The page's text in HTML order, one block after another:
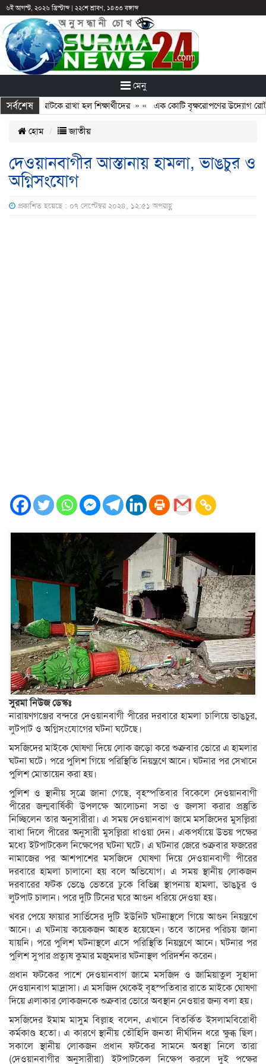
৬ই আগস্ট, ২০২৬ খ্রিস্টাব্দ| ২২শে শ্রাবণ, ১৪৩৩ বঙ্গাব্দ
মেনু
সর্বশেষ
পরও আটকে রাখা হল শিক্ষার্থীদের» « এক কোটি বৃক্ষরোপণের উদ্যোগ
হোম জাতীয়
দেওয়ানবাগীর আস্তানায় হামলা, ভাঙচুর ও
অগ্নিসংযোগ
প্রকাশিত হয়েছে : ০৭ সেপ্টেম্বর ২০২৪, ১২:৫১ অপরাহ্ণ
সুরমা নিউজ ডেস্কঃ
নারায়ণগঞ্জের বন্দরে দেওয়ানবাগী পীরের দরবারে হামলা চালিয়ে ভাঙচুর,
লুটপাট ও অগ্নিসংযোগের ঘটনা ঘটেছে।
মসজিদের মাইকে ঘোষণা দিয়ে লোক জড়ো করে শুক্রবার ভোরে এ হামলার
ঘটনা ঘটে। পরে পুলিশ গিয়ে পরিস্থিতি নিয়ন্ত্রণে আনে। ঘটনার পর সেখানে
পুলিশ মোতায়েন করা হয়।
পুলিশ ও স্থানীয় সূত্রে জানা গেছে, বৃহস্পতিবার বিকেলে দেওয়ানবাগী
পীরের জন্মবার্ষিকী উপলক্ষে আলোচনা সভা ও জলসা করার প্রস্তুতি
নিচ্ছিলেন তার অনুসারীরা। এ সময় দেওয়ানবাগ জামে মসজিদের মুসল্লিরা
বাধা দিলে পীরের অনুসারী মুসল্লিরা ধাওয়া দেন। একপর্যায়ে উভয় পক্ষের
মধ্যে ইটপাটকেল নিক্ষেপের ঘটনা ঘটে। এ ঘটনার জেরে শুক্রবার ফজরের
নামাজের পর আশপাশের মসজিদে ঘোষণা দিয়ে দেওয়ানবাগী পীরের
দরবারে হামলা চালানো হয় বলে অভিযোগ। এ সময় স্থানীয় লোকজন
দরবারের ফটক ভেঙে ভেতরে ঢুকে বিভিন্ন স্থাপনায় হামলা, ভাঙচুর ও
লুটপাট চালান। পরে দুটি টিনের ঘরে আগুন ধরিয়ে দেওয়া হয়।
খবর পেয়ে ফায়ার সার্ভিসের দুটি ইউনিট ঘটনাস্থলে গিয়ে আগুন নিয়ন্ত্রণে
আনে। এ ঘটনায় কয়েকজন আহত হয়েছেন। তবে তাদের পরিচয় জানা
যায়নি। পরে পুলিশ ঘটনাস্থলে এসে পরিস্থিতি নিয়ন্ত্রণে আনে। ঘটনার পর
পুলিশ সুপার প্রত্যুষ কুমার মজুমদার ঘটনাস্থল পরিদর্শন করেন।
প্রধান ফটকের পাশে দেওয়ানবাগ জামে মসজিদ ও জামিয়াতুল সুহাদা
দেওয়ানবাগ মাদ্রাসা। এ মসজিদ থেকেই বৃহস্পতিবার রাতে মাইকে ঘোষণা
দিয়ে এলাকার লোকজনকে শুক্রবার ভোরে অবস্থান নেওয়ার জন্য বলা হয়।
মসজিদের ইমাম মাসুম বিল্লাহ বলেন, এখানে বিতর্কিত ইসলামবিরোধী
কর্মকাণ্ড হতো। এ কারণে স্থানীয় তৌহিদি জনতা দীর্ঘদিন ধরে ক্ষুব্ধ ছিল।
সকালে স্থানীয় লোকজন প্রধান ফটকের সামনে অবস্থা নিলে তারা
(দেওয়ানবাগীর অনুসারীরা) ইটপাটকেল নিক্ষেপ করলে দুই পক্ষের